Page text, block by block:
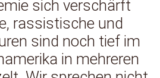
sich verschärft
rassistische und
sind noch tief im
in mehreren